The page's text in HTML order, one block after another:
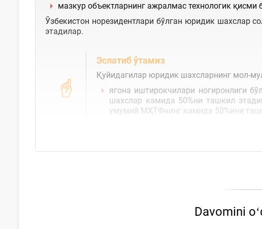
мазкур объектларнинг ажралмас технологик қисми
Ўзбекистон норезидентлари бўлган юридик шахслар
этадилар.
Эслатиб ўтамиз
Қуйидагилар юридик шахсларнинг мол-
ягона иштирокчилари ногиронлиги
шахслар камида 50%ни ташкил
умумий МҲТФнинг камида 50%ини
Davomini